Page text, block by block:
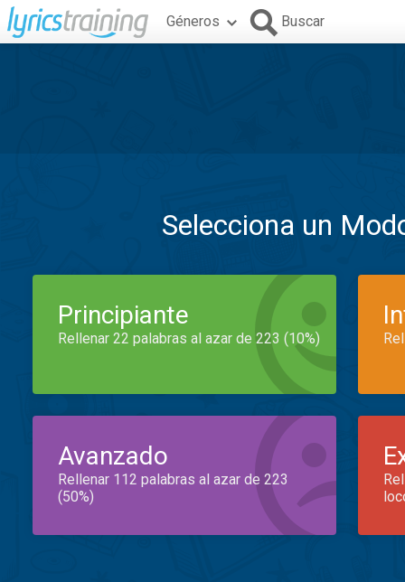
Géneros Buscar
Selecciona un
Principiante
Rellenar 22 palabras al azar de 223 (10%)
Avanzado
Rellenar 112 palabras al azar de 223
(50%)